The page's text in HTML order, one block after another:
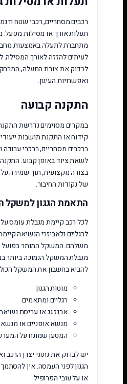
רכבים מסחריים, רכבי שטח
תעלות אורך או מסילות
מתחברת לתעלה באמצעות
לעיתים להזזה לאורך המסילה.
לבדוק את צורת התעלה, המרחק
ואפשרויות העיגון.
התקנה קבועה
במקרים מסוימים נדרשת
קידוח או התקנת תושבות
ברכבים מסחריים, ברכבי עבודה
לשאת ציוד באופן קבוע.
בצורה מקצועית, תוך שמירה על
של נקודות החיבור.
התאמת הגגון למשקל
לכל רכב קיימת מגבלת עומס על
לרגליים ולאביזרי הנשיאה
משלהם. המשקל המותר בפועל
מגבלת המשקל הנמוכה ביותר
להביא בחשבון את המשקל
מוטות הגגון
רגליים ומתאמים
ארגז גג או עריסת
מנשא אופניים או
המטען שמונח על
יש לבדוק את נתוני יצרן הרכב
הגגון לפני העמסה. אין
או על עובי הפרופיל.